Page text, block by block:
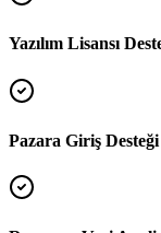
Yazılım Lisansı
Pazara Giriş Desteği